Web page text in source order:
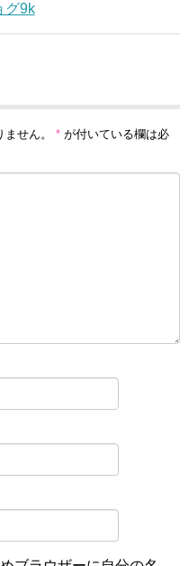
グ9k
せん。 * が付いている欄は必